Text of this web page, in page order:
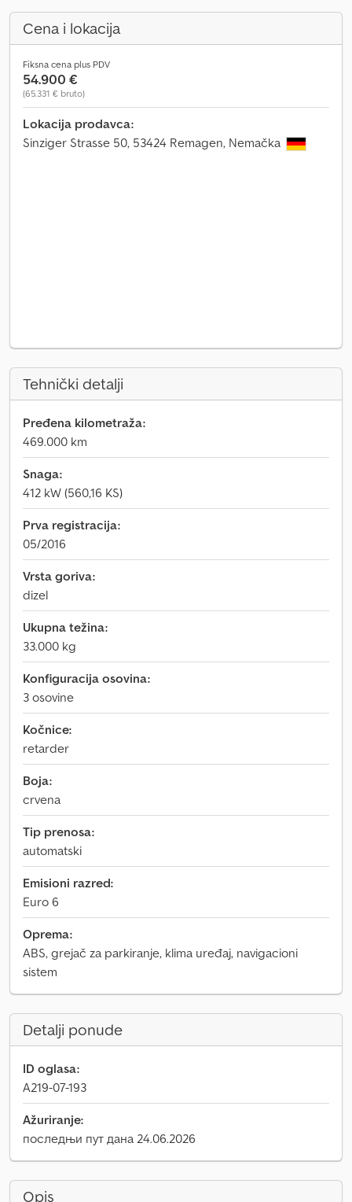
Cena i lokacija
Fiksna cena plus PDV
54.900 €
(65.331 € bruto)
Lokacija prodavca:
Sinziger Strasse 50, 53424 Remagen, Nemačka
Tehnički detalji
Pređena kilometraža:
469.000 km
Snaga:
412 kW (560,16 KS)
Prva registracija:
05/2016
Vrsta goriva:
dizel
Ukupna težina:
33.000 kg
Konfiguracija osovina:
3 osovine
Kočnice:
retarder
Boja:
crvena
Tip prenosa:
automatski
Emisioni razred:
Euro 6
Oprema:
ABS, grejač za parkiranje, klima uređaj, navigacioni
sistem
Detalji ponude
ID oglasa:
A219-07-193
Ažuriranje:
последњи пут дана 24.06.2026
Opis